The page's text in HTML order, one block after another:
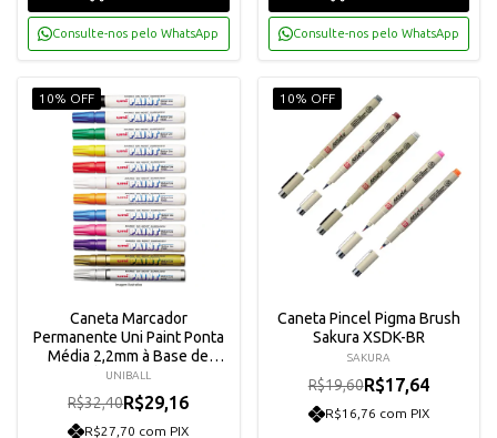
Consulte-nos pelo WhatsApp Consulte-nos pelo WhatsApp
10% OFF
Caneta Marcador
Permanente Uni Paint Ponta
Média 2,2mm à Base de
Óleo PX-20
UNIBALL
R$32,40R$29,16
R$27,70 com PIX
10% OFF
Caneta Pincel Pigma Brush
Sakura XSDK-BR
SAKURA
R$19,60R$17,64
R$16,76 com PIX